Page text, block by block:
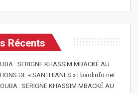
Récents
: SERIGNE KHASSIM MBACKÉ AU
DE « SANTHIANES » | baolinfo.net
: SERIGNE KHASSIM MBACKÉ AU